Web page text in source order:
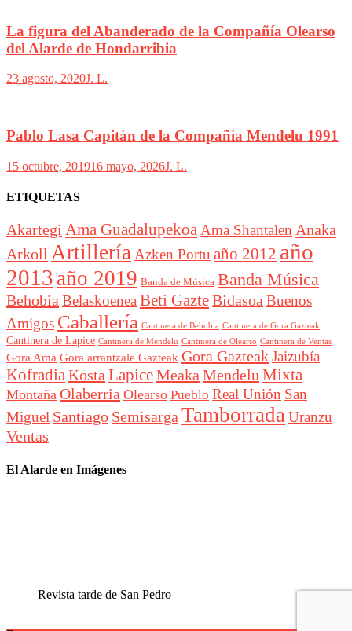
La figura del Abanderado de la Compañía Olearso
del Alarde de Hondarribia
23 agosto, 2020J. L.
Pablo Lasa Capitán de la Compañía Mendelu 1991
15 octubre, 201916 mayo, 2026J. L.
ETIQUETAS
Akartegi Ama GuadalupekoaAma Shantalen Anaka
Arkoll ArtilleríaAzken Portu año 2012 año
2013 año 2019 Banda de Música Banda Música
BehobiaBelaskoeneaBeti GazteBidasoaBuenos
Amigos Caballería Cantinera de Behobia Cantinera de Gora Gazteak
Cantinera de Lapice Cantinera de Mendelu Cantinera de Olearso Cantinera de Ventas
Gora Ama Gora arrantzale Gazteak Gora GazteakJaizubía
KofradiaKostaLapiceMeakaMendeluMixta
Montaña Olaberria Olearso Pueblo Real Unión San
Miguel Santiago SemisargaTamborradaUranzu
Ventas
El Alarde en Imágenes
Revista tarde de San Pedro